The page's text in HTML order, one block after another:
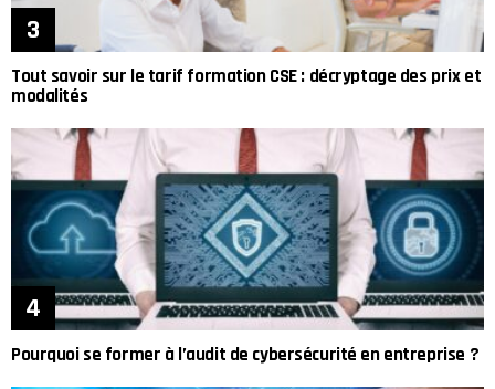
Tout savoir sur le tarif formation CSE : décryptage des prix et
modalités
Pourquoi se former à l’audit de cybersécurité en entreprise ?